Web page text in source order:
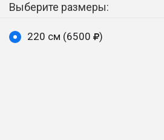
Выберите размеры:
220 см (6500 )